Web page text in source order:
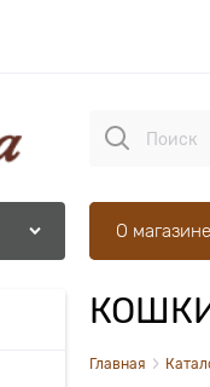
О магазине
Главная